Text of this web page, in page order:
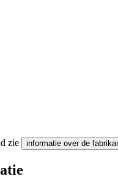
zie informatie over de